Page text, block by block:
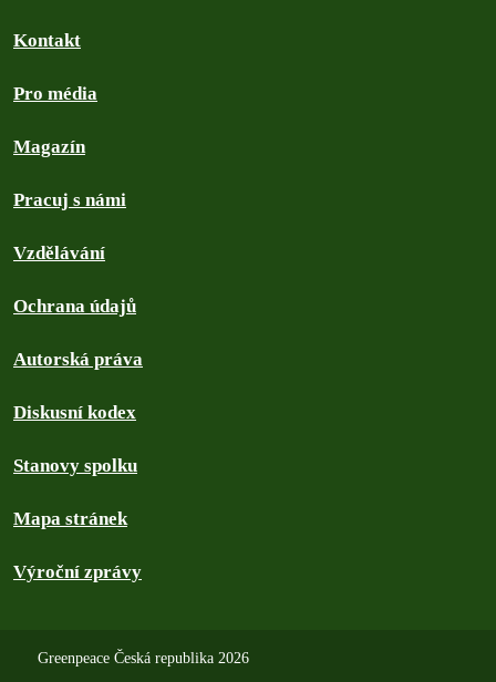
Kontakt
Pro média
Magazín
Pracuj s námi
Vzdělávání
Ochrana údajů
Autorská práva
Diskusní kodex
Stanovy spolku
Mapa stránek
Výroční zprávy
Greenpeace Česká republika 2026